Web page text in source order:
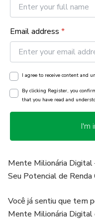
Email address *
I agree to receive content and
By clicking Register, you
that you have read and
I'm
Mente Milionária Digital
Seu Potencial de Renda
Você já sentiu que tem
Mente Milionária Digital